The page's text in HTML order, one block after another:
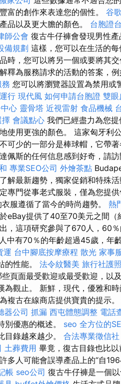
富的創作來表達您的個性。 谷
品以及更大膽的顏色。 台胞證
師公會 復古牛仔褲會發現男性
備規劃 這樣，您可以在生活的
時，您可以將另一個或要將其
釋為服務請求的活動的答案，
您可以將瀏覽器設置為禁用
行 現代風 如何申請台胞證 雙眼
心 靈骨塔 近視雷射 食品機械
擇 會議點心 我們已經盡力為您
使用更強的顏色。 這家匈牙利
可少的一部分是棒球帽，它帶
佩斯的任何信息感到好奇，請
專業SEO公司 外燴茶點
解最新趨勢，獨家促銷和特殊活
專門從事老式服裝，僅為您提
服遵循了當今的時尚趨勢。 熱
eBay提供了40至70美元之間
，這項研究參與了670人，60
中有70％的年齡超過45歲，年
運 台中腳底按摩療程 散光 家事
的性能。 法令紋醫美 旅行社護
頁面最受歡迎或最受歡迎，以
為觀止。 新鮮，現代，優雅和
複古在線商店提供寶貴的提示
器公司 抓漏 西屯體態調整 電話
別優惠的概述。 seo 全方位的
目錄越來越少。 合法專業徵信社
土葬費用 畢竟，復古目錄也比
多人可能會誤導產品上的“自
帳 seo公司 復古牛仔褲是一個